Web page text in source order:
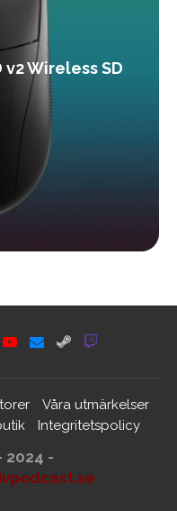
v2 Wireless SD
Våra utmärkelser
Integritetspolicy
2024 -